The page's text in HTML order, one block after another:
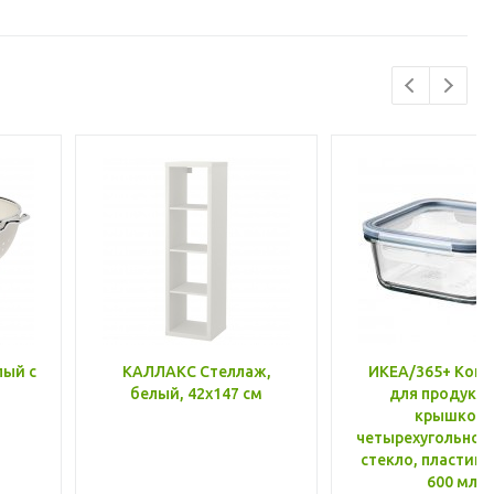
с
КАЛЛАКС Стеллаж,
белый, 42x147 см
ИКЕА/365+
для
крышкой,
стекло, пластик
600 мл